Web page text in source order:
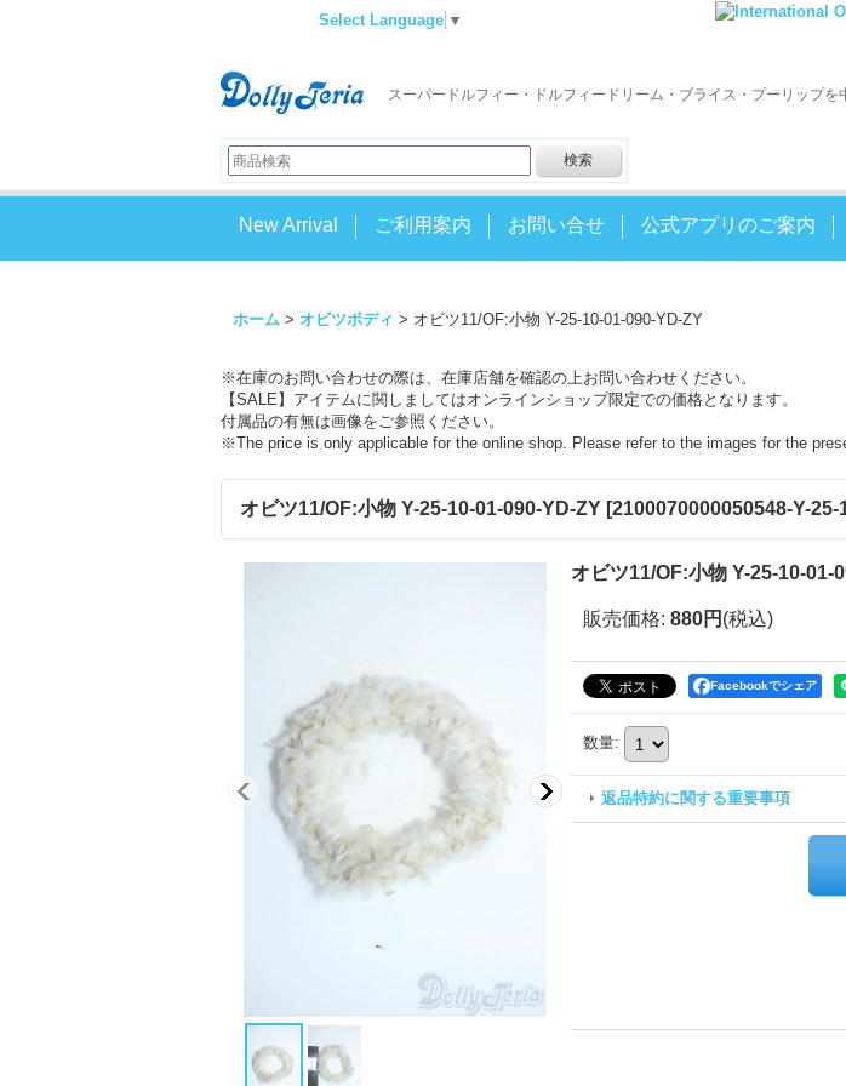
Select Language ▼
スーパードルフィー・ドルフィードリーム・ブライス・プーリップ
New Arrival ご利用案内 お問い合せ 公式アプリのご案内
ホーム > オビツボディ > オビツ11/OF:小物 Y-25-10-01-090-YD-ZY
※在庫のお問い合わせの際は、在庫店舗を確認の上お問い合わせください。
【SALE】アイテムに関しましてはオンラインショップ限定での価格となります。
付属品の有無は画像をご参照ください。
※The price is only applicable for the online shop. Please refer to the images for the
オビツ11/OF:小物 Y-25-10-01-090-YD-ZY [2100070000050548-Y-25-
オビツ11/OF:小物 Y-25-10-01-
販売価格: 880円 (税込)
Facebookでシェア
数量:
返品特約に関する重要事項